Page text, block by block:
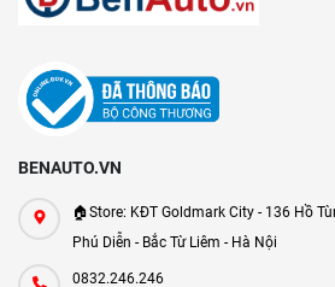
BENAUTO.VN
🏠Store: KĐT Goldmark City - 136 Hồ
Phú Diễn - Bắc Từ Liêm - Hà Nội
0832.246.246